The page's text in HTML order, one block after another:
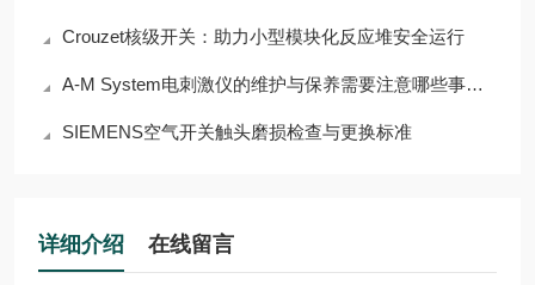
Crouzet核级开关：助力小型模块化反应堆安全运行
A-M System电刺激仪的维护与保养需要注意哪些事项？
SIEMENS空气开关触头磨损检查与更换标准
详细介绍 在线留言